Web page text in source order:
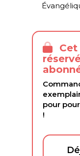
pour
!